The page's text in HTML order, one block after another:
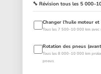
🔧 Révision tous les 5
Changer l'huile moteur
Tous les 7 500–10 000 km
Rotation des pneus
Tous les 8 000–10 000 km
pneus